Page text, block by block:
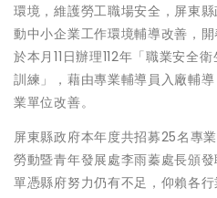
環境，維護勞工職場安全，屏東
動中小企業工作環境輔導改善，
於本月11日辦理112年「職業安全
訓練」，藉由專業輔導員入廠輔
業單位改善。
屏東縣政府本年度共招募25名專
勞動暨青年發展處李雨蓁處長頒
單憑縣府努力仍有不足，仰賴各